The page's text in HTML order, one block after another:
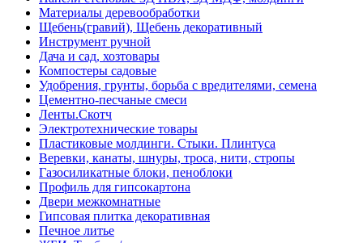
Материалы деревообработки
Щебень(гравий), Щебень декоративный
Инструмент ручной
Дача и сад, хозтовары
Компостеры садовые
Удобрения, грунты, борьба с вредителями, семена
Цементно-песчаные смеси
Ленты.Скотч
Электротехнические товары
Пластиковые молдинги. Стыки. Плинтуса
Веревки, канаты, шнуры, троса, нити, стропы
Газосиликатные блоки, пеноблоки
Профиль для гипсокартона
Двери межкомнатные
Гипсовая плитка декоративная
Печное литье